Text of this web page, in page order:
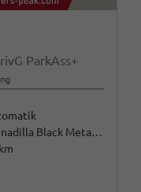
ParkAss+
Grenadilla Black Metallic